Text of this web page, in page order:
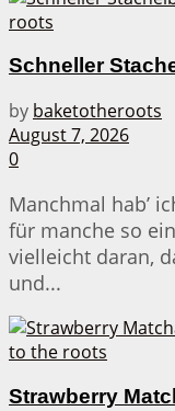
Schneller
by baketotheroots
August 7, 2026
0
Manchmal hab’
für manche so
vielleicht daran,
und...
Strawberry